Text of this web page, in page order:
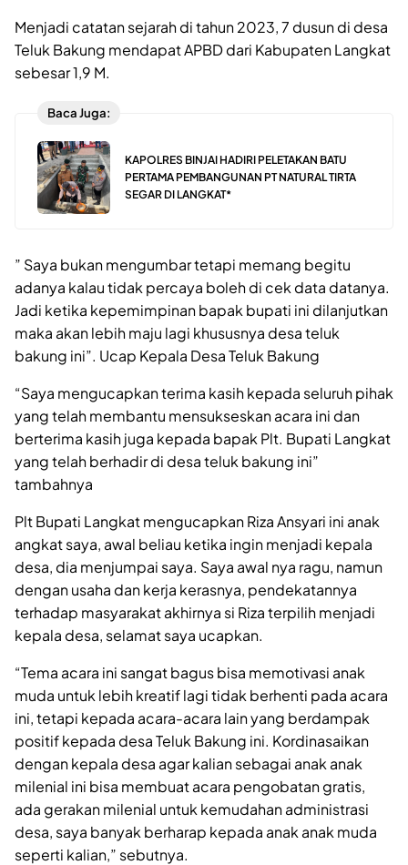
Menjadi catatan sejarah di tahun 2023, 7 dusun di desa
Teluk Bakung mendapat APBD dari Kabupaten Langkat
sebesar 1,9 M.
Baca Juga:
KAPOLRES BINJAI HADIRI PELETAKAN BATU
PERTAMA PEMBANGUNAN PT NATURAL TIRTA
SEGAR DI LANGKAT*
” Saya bukan mengumbar tetapi memang begitu
adanya kalau tidak percaya boleh di cek data datanya.
Jadi ketika kepemimpinan bapak bupati ini dilanjutkan
maka akan lebih maju lagi khususnya desa teluk
bakung ini”. Ucap Kepala Desa Teluk Bakung
“Saya mengucapkan terima kasih kepada seluruh pihak
yang telah membantu mensukseskan acara ini dan
berterima kasih juga kepada bapak Plt. Bupati Langkat
yang telah berhadir di desa teluk bakung ini”
tambahnya
Plt Bupati Langkat mengucapkan Riza Ansyari ini anak
angkat saya, awal beliau ketika ingin menjadi kepala
desa, dia menjumpai saya. Saya awal nya ragu, namun
dengan usaha dan kerja kerasnya, pendekatannya
terhadap masyarakat akhirnya si Riza terpilih menjadi
kepala desa, selamat saya ucapkan.
“Tema acara ini sangat bagus bisa memotivasi anak
muda untuk lebih kreatif lagi tidak berhenti pada acara
ini, tetapi kepada acara-acara lain yang berdampak
positif kepada desa Teluk Bakung ini. Kordinasaikan
dengan kepala desa agar kalian sebagai anak anak
milenial ini bisa membuat acara pengobatan gratis,
ada gerakan milenial untuk kemudahan administrasi
desa, saya banyak berharap kepada anak anak muda
seperti kalian,” sebutnya.